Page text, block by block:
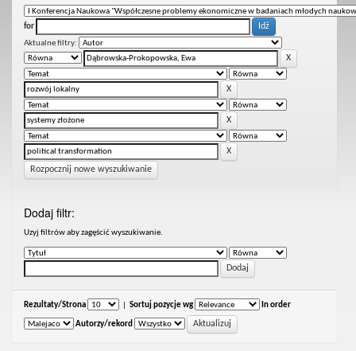
for
Aktualne filtry:
Rozpocznij nowe wyszukiwanie
Dodaj filtr:
Uzyj filtrów aby zagęścić wyszukiwanie.
Rezultaty/Strona Sortuj pozycje wg In order
Autorzy/rekord